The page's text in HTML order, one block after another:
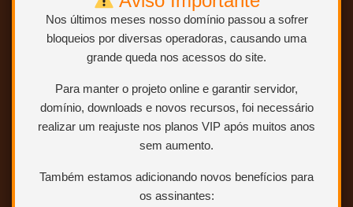
Nos últimos meses nosso domínio passou a sofrer
bloqueios por diversas operadoras, causando uma
grande queda nos acessos do site.
Para manter o projeto online e garantir servidor,
domínio, downloads e novos recursos, foi necessário
realizar um reajuste nos planos VIP após muitos anos
sem aumento.
Também estamos adicionando novos benefícios para
os assinantes: